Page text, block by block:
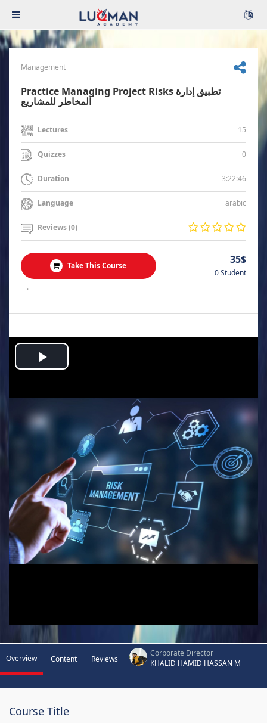
Management
Practice Managing Project Risks تطبيق إدارة
المخاطر للمشاريع
Lectures 15
Quizzes 0
Duration 3:22:46
Language arabic
Reviews (0)
Take This Course 35$
0 Student
.
Play
Video
Overview Content Reviews
Corporate Director
KHALID HAMID HASSAN M
Course Title